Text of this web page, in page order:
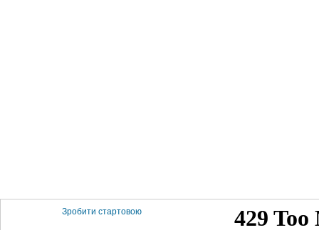
Зробити стартовою